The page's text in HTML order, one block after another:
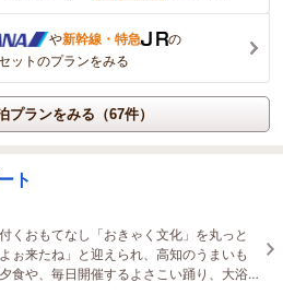
や新幹線・特急
の
ットのプランをみる
プランをみる（67件）
ト
くおもてなし「おきゃく文化」を丸っと
ぉ来たね」と迎えられ、高知のうまいも
食や、毎日開催するよさこい踊り、大浴
ひとときと、ワクワクすること間違いな